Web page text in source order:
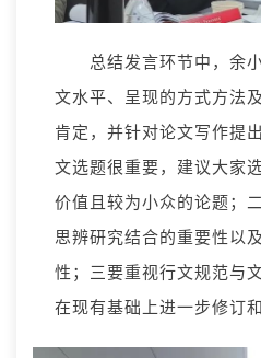
总结发言环节中，余
文水平、呈现的方式方法
肯定，并针对论文写作提
文选题很重要，建议大家
价值且较为小众的论题；
思辨研究结合的重要性以
性；三要重视行文规范与
在现有基础上进一步修订和